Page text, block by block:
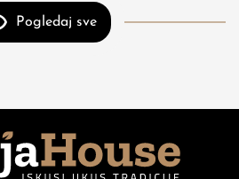
Pogledaj sve